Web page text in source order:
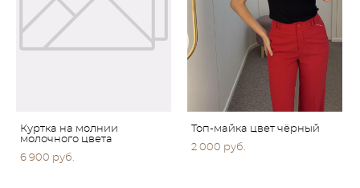
Куртка на молнии
молочного цвета
6 900 pуб.
Топ-майка цвет чёрный
2 000 pуб.